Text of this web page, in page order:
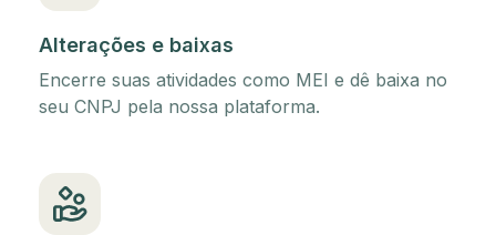
Alterações e baixas
Encerre suas atividades como MEI e dê baixa no
seu CNPJ pela nossa plataforma.